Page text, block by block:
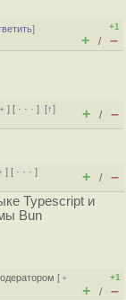
]
+1
+ / –
] [ · · ·][↑]
+ / –
] [ · · ·]
+ / –
Typescript и
Bun
[ ﹢
+1
+ / –